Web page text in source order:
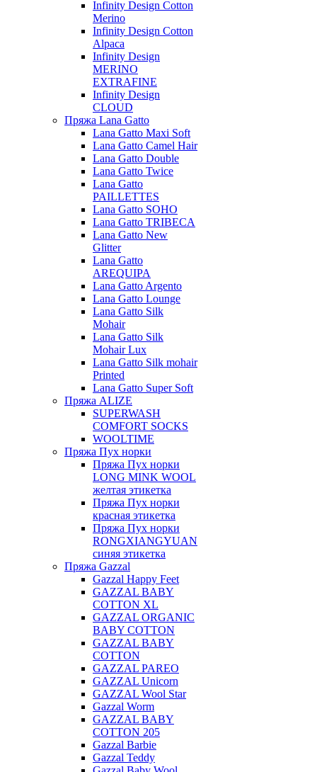
Infinity Design Cotton
Merino
Infinity Design Cotton
Alpaca
Infinity Design
MERINO
EXTRAFINE
Infinity Design
CLOUD
Пряжа Lana Gatto
Lana Gatto Maxi Soft
Lana Gatto Camel Hair
Lana Gatto Double
Lana Gatto Twice
Lana Gatto
PAILLETTES
Lana Gatto SOHO
Lana Gatto TRIBECA
Lana Gatto New
Glitter
Lana Gatto
AREQUIPA
Lana Gatto Argento
Lana Gatto Lounge
Lana Gatto Silk
Mohair
Lana Gatto Silk
Mohair Lux
Lana Gatto Silk mohair
Printed
Lana Gatto Super Soft
Пряжа ALIZE
SUPERWASH
COMFORT SOCKS
WOOLTIME
Пряжа Пух норки
Пряжа Пух норки
LONG MINK WOOL
желтая этикетка
Пряжа Пух норки
красная этикетка
Пряжа Пух норки
RONGXIANGYUAN
синяя этикетка
Пряжа Gazzal
Gazzal Happy Feet
GAZZAL BABY
COTTON XL
GAZZAL ORGANIC
BABY COTTON
GAZZAL BABY
COTTON
GAZZAL PAREO
GAZZAL Unicorn
GAZZAL Wool Star
Gazzal Worm
GAZZAL BABY
COTTON 205
Gazzal Barbie
Gazzal Teddy